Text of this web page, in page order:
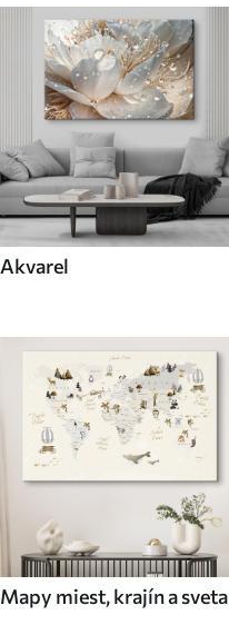
Akvarel
Mapy miest, krajín a sveta